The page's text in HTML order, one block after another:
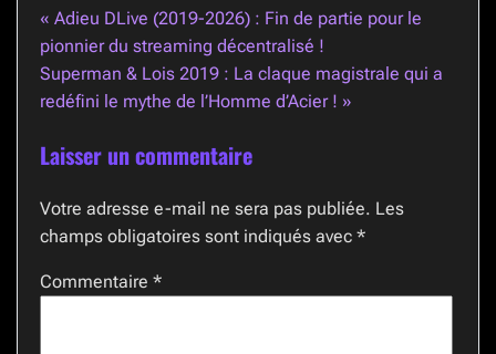
Navigation
de
l’article
« Adieu DLive (2019-2026) : Fin de partie pour le
pionnier du streaming décentralisé !
Superman & Lois 2019 : La claque magistrale qui a
redéfini le mythe de l’Homme d’Acier ! »
Laisser un commentaire
Votre adresse e-mail ne sera pas publiée. Les
champs obligatoires sont indiqués avec *
Commentaire *